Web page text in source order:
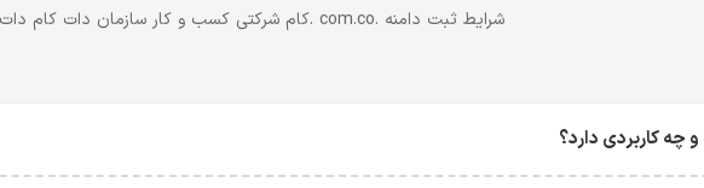
شرایط ثبت دامنه .com.co .کام شرکتی کسب و کار سازمان دات کام دات کو ارزان